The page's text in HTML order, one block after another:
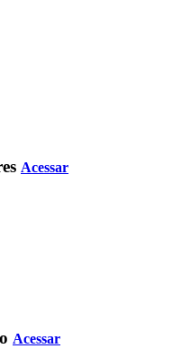
Acessar
Acessar